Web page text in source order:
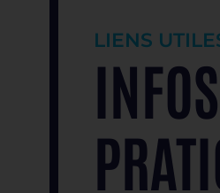
LIENS
INFOS